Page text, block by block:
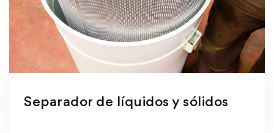
Separador de líquidos y sólidos